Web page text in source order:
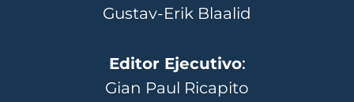
Gustav-Erik Blaalid
Editor Ejecutivo:
Gian Paul Ricapito